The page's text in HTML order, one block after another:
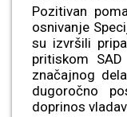
Pozitivan
osnivanje
su izvršili
pritiskom
značajnog
dugoročno
doprinos